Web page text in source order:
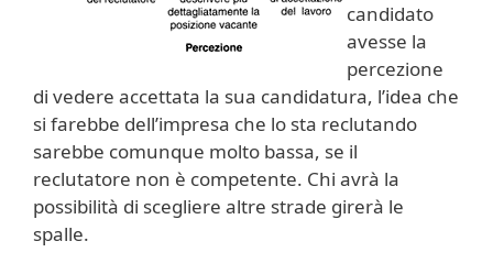
candidato
avesse la
percezione
di vedere accettata la sua candidatura, l’idea che
si farebbe dell’impresa che lo sta reclutando
sarebbe comunque molto bassa, se il
reclutatore non è competente. Chi avrà la
possibilità di scegliere altre strade girerà le
spalle.